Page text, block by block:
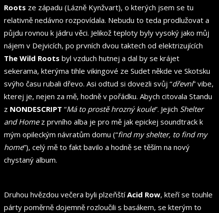
Roots ze západu (Lázně Kynžvart), o kterých jsem se tu
relativně nedávno rozpovídala. Nebudu to teda prodlužovat a
půjdu rovnou k jádru věci. Jelikož teploty byly vysoký jako můj
nájem v Dejvicích, po prvních dvou taktech od elektrizujících
The Wild Roots byl vzduch hutnej a dal by se krájet
sekerama, kterýma tihle vikingové ze Sudet někde ve Skotsku
svýho času rubali dřevo. Asi odtud si dovezli svůj “dřevní” vibe,
kterej je, nejen za mě, hodně v pořádku. Abych citovala Standu
z NONDESCRIPT “Má to prostě hrozný koule”. Jejich Shelter
and Homez prvního alba je pro mě jak epickej soundtrack k
mým opileckým návratům domu (“find my shelter, to find my
home”), celý mě to fakt bavilo a hodně se těším na nový
chystaný album.
Druhou hvězdou večera byli plzeňštíAcid Row, kteří se touhle
párty poměrně dojemně rozloučili s basákem, se kterým to